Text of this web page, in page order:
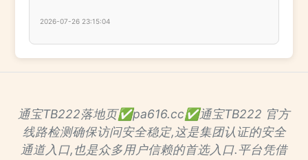
2026-07-26 23:15:04
通宝TB222落地页✅pa616.cc✅通宝TB222 官方
线路检测确保访问安全稳定,这是集团认证的安全
通道入口,也是众多用户信赖的首选入口.平台凭借